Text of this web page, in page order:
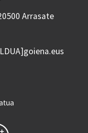
Arrasate